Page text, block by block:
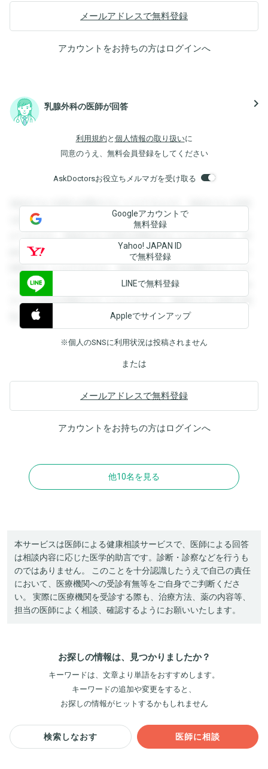
メールアドレスで無料登録
アカウントをお持ちの方はログインへ
乳腺外科の医師が回答 navigate_next
利用規約 と 個人情報の取り扱いに
同意のうえ、無料会員登録をしてください
AskDoctorsお役立ちメルマガを受け取る
登録すると回答を閲覧することができます。登録すると回答
を閲覧することができます。登録すると回答を閲覧すること
ができます。登録すると回答を閲覧することができます。登
録すると回答を閲覧することができます。登録すると回答を
閲覧することができます。登録すると回答を閲覧することが
できます。登録すると回答を閲覧することができます。登録
すると回答を閲覧することができます。登録すると回答を閲
覧することができます。
Googleアカウントで
無料登録
Yahoo! JAPAN ID
で無料登録
LINEで無料登録
Appleでサインアップ
※個人のSNSに利用状況は投稿されません
または
メールアドレスで無料登録
アカウントをお持ちの方はログインへ
他10名を見る
本サービスは医師による健康相談サービスで、医師による回答
は相談内容に応じた医学的助言です。診断・診察などを行うも
のではありません。 このことを十分認識したうえで自己の責任
において、医療機関への受診有無等をご自身でご判断くださ
い。 実際に医療機関を受診する際も、治療方法、薬の内容等、
担当の医師によく相談、確認するようにお願いいたします。
お探しの情報は、見つかりましたか？
キーワードは、文章より単語をおすすめします。
キーワードの追加や変更をすると、
お探しの情報がヒットするかもしれません
検索しなおす 医師に相談